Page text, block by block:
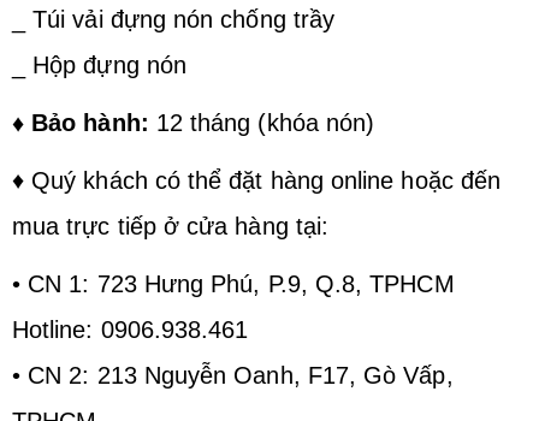
_ Túi vải đựng nón chống trầy
_ Hộp đựng nón
♦ Bảo hành: 12 tháng (khóa nón)
♦ Quý khách có thể đặt hàng online hoặc đến
mua trực tiếp ở cửa hàng tại:
• CN 1: 723 Hưng Phú, P.9, Q.8, TPHCM
Hotline: 0906.938.461
• CN 2: 213 Nguyễn Oanh, F17, Gò Vấp,